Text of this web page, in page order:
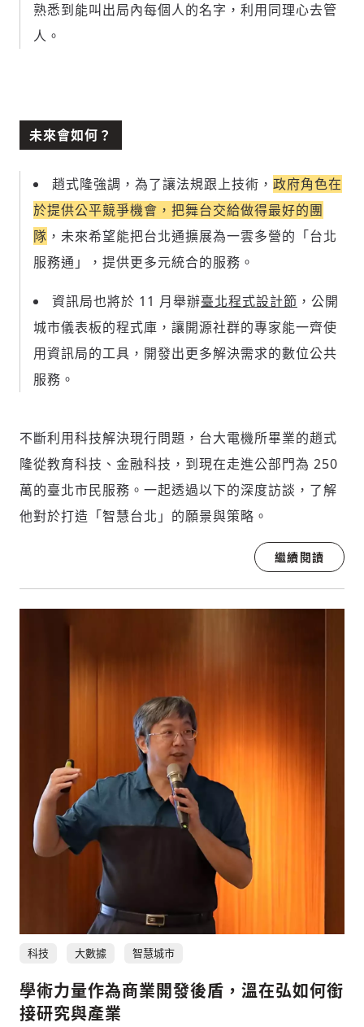
熟悉到能叫出局內每個人的名字，利用同理心去管
人。
未來會如何？
趙式隆強調，為了讓法規跟上技術， 政府角色在
於提供公平競爭機會，把舞台交給做得最好的團
隊 ，未來希望能把台北通擴展為一雲多營的「台北
服務通」，提供更多元統合的服務。
資訊局也將於 11 月舉辦臺北程式設計節 ，公開
城市儀表板的程式庫，讓開源社群的專家能一齊使
用資訊局的工具，開發出更多解決需求的數位公共
服務。
不斷利用科技解決現行問題，台大電機所畢業的趙式
隆從教育科技、金融科技，到現在走進公部門為 250
萬的臺北市民服務。一起透過以下的深度訪談，了解
他對於打造「智慧台北」的願景與策略。
繼續閱讀
科技 大數據 智慧城市
學術力量作為商業開發後盾，溫在弘如何銜
接研究與產業